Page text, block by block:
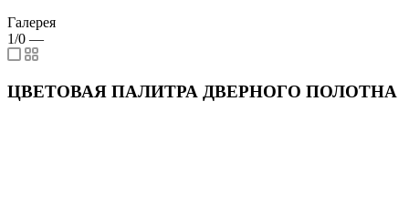
Галерея
1/0 —
ЦВЕТОВАЯ ПАЛИТРА ДВЕРНОГО ПОЛОТНА